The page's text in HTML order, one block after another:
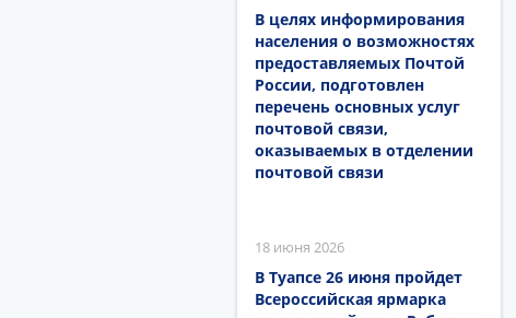
В целях информирования
населения о возможностях
предоставляемых Почтой
России, подготовлен
перечень основных услуг
почтовой связи,
оказываемых в отделении
почтовой связи
18 июня 2026
В Туапсе 26 июня пройдет
Всероссийская ярмарка